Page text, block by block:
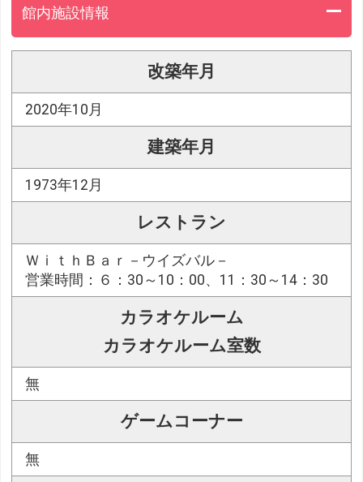
館内施設情報
改築年月
2020年10月
建築年月
1973年12月
レストラン
ＷｉｔｈＢａｒ－ウイズバル－
営業時間：６：30～10：00、11：30～14：30
カラオケルーム
カラオケルーム室数
無
ゲームコーナー
無